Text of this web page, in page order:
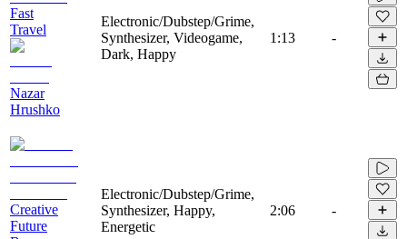
Fast
Travel
Nazar
Hrushko
Electronic/Dubstep/Grime,
Synthesizer, Videogame,
Dark, Happy
1:13 -
Creative
Future
Electronic/Dubstep/Grime,
Synthesizer, Happy,
Energetic
2:06 -